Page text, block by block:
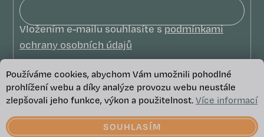
Používáme cookies, abychom Vám umožnili pohodlné
prohlížení webu a díky analýze provozu webu neustále
zlepšovali jeho funkce, výkon a použitelnost.Více informací
SOUHLASÍM
Vložením e-mailu souhlasíte spodmínkami
ochrany osobních údajů
PŘIHLÁSIT SE
Vytvořil Shoptet
Copyright 2026We Care. Všechna
práva vyhrazena.
Upravit nastavení cookies